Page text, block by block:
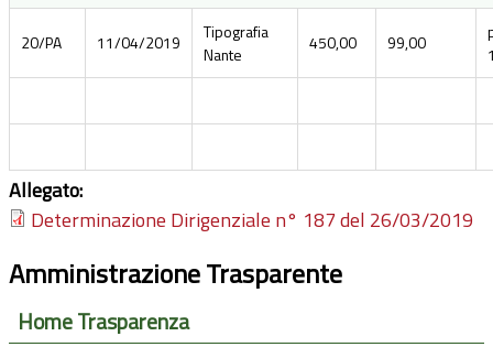
20/PA 11/04/2019
Tipografia
Nante
450,00 99,00
Allegato:
Determinazione Dirigenziale n° 187 del 26/03/2019
Amministrazione Trasparente
Home Trasparenza